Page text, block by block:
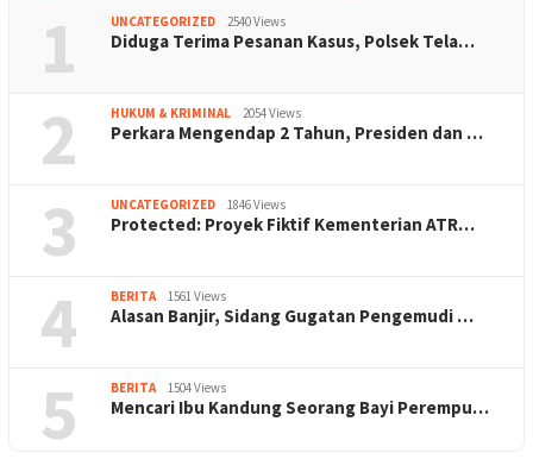
1 UNCATEGORIZED 2540 Views
Diduga Terima Pesanan Kasus, Polsek Tela…
2 HUKUM & KRIMINAL 2054 Views
Perkara Mengendap 2 Tahun, Presiden dan …
3 UNCATEGORIZED 1846 Views
Protected: Proyek Fiktif Kementerian ATR…
4 BERITA 1561 Views
Alasan Banjir, Sidang Gugatan Pengemudi …
5 BERITA 1504 Views
Mencari Ibu Kandung Seorang Bayi Perempu…